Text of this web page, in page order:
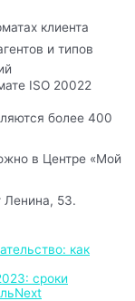
клиента
и типов
ISO 20022
более 400
в Центре «Мой
Ленина, 53.
как
сроки
Next